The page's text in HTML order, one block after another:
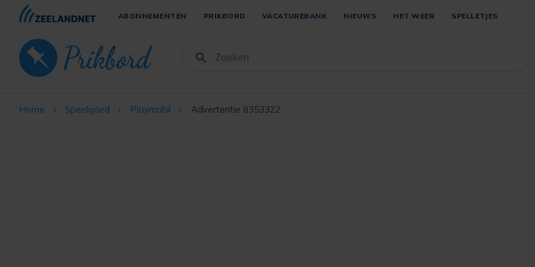
ABONNEMENTEN PRIKBORD VACATUREBANK NIEUWS HET WEER SPELLETJES
Home Speelgoed Playmobil Advertentie 8353322